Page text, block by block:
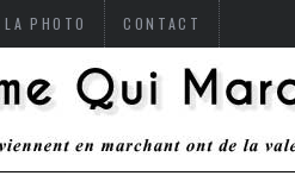
LA PHOTO CONTACT